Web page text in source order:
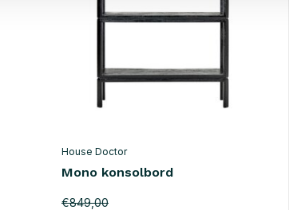
House Doctor
Mono konsolbord
€849,00